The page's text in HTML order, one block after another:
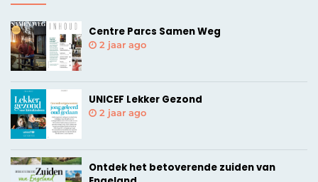
Centre Parcs Samen Weg
2 jaar ago
UNICEF Lekker Gezond
2 jaar ago
Ontdek het betoverende zuiden van